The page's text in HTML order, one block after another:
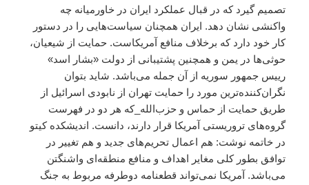
تصمیم گیرد که در قبال عملکرد ایران در خاورمیانه چه
واکنشی نشان دهد. ایران همچنان سیاست‌هایی را در دستور
کار خود دارد که برخلاف منافع آمریکاست. حمایت از شیعیان،
حوثی‌ها در یمن و همچنین پشتیبانی‌ از دولت «بشار اسد»
رییس جمهور سوریه از آن جمله می‌باشد. شاید بتوان
نگران‌کننده‌ترین مورد را حمایت تهران از نابودی اسرائیل از
طریق حمایت از حماس و حزب‌الله_که هر دو در فهرست
گروه‌های تروریستی آمریکا قرار دارند، دانست. اندیشکده کیتو
در خاتمه نوشت: هم اعمال تحریم‌های جدید و هم تغییر در
توافق بطور کلی مغایر اهداف و منافع منطقه‌ای واشنگتن
می‌باشد. آمریکا نمی‌تواند قطعنامه دوطرفه مربوط به جنگ